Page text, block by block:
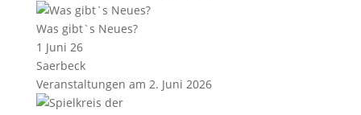
Was gibt`s Neues?
1 Juni 26
Saerbeck
Veranstaltungen am 2. Juni 2026